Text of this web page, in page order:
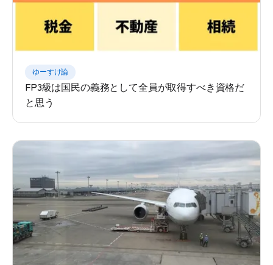
ゆーすけ論
FP3級は国民の義務として全員が取得すべき資格だ
と思う